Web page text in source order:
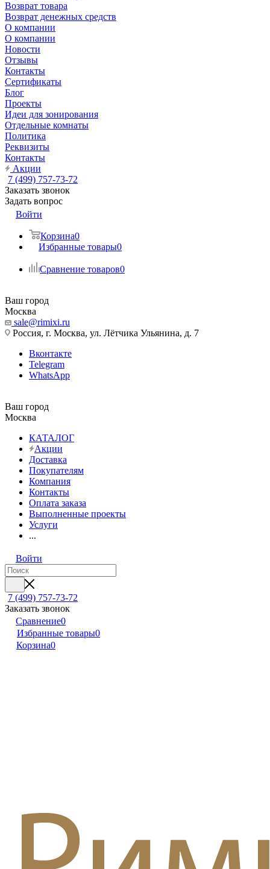
Возврат товара
Возврат денежных средств
О компании
О компании
Новости
Отзывы
Контакты
Сертификаты
Блог
Проекты
Идеи для зонирования
Отдельные комнаты
Политика
Реквизиты
Контакты
Акции
7 (499) 757-73-72
Заказать звонок
Задать вопрос
Войти
Корзина0
Избранные товары0
Сравнение товаров0
Ваш город
Москва
sale@rimixi.ru
Россия, г. Москва, ул. Лётчика Ульянина, д. 7
Вконтакте
Telegram
WhatsApp
Ваш город
Москва
КАТАЛОГ
Акции
Доставка
Покупателям
Компания
Контакты
Оплата заказа
Выполненные проекты
Услуги
...
Войти
7 (499) 757-73-72
Заказать звонок
Сравнение0
Избранные товары0
Корзина0